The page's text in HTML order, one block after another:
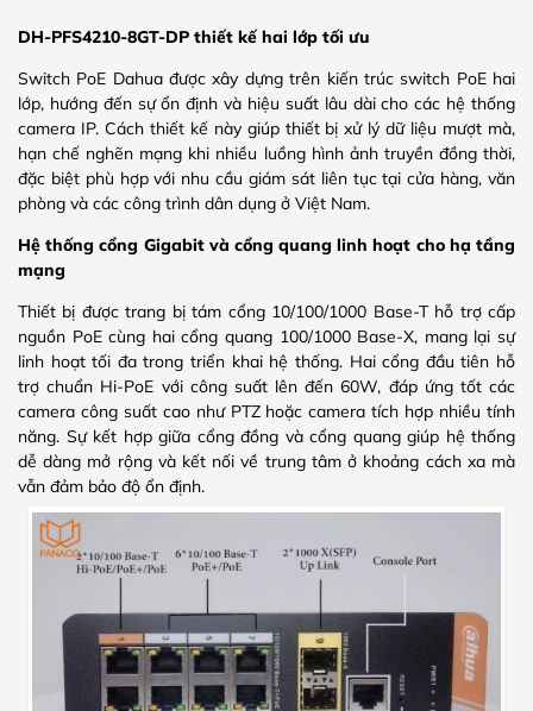
DH-PFS4210-8GT-DP thiết kế hai lớp tối ưu
Switch PoE Dahua được xây dựng trên kiến trúc switch PoE hai
lớp, hướng đến sự ổn định và hiệu suất lâu dài cho các hệ thống
camera IP. Cách thiết kế này giúp thiết bị xử lý dữ liệu mượt mà,
hạn chế nghẽn mạng khi nhiều luồng hình ảnh truyền đồng thời,
đặc biệt phù hợp với nhu cầu giám sát liên tục tại cửa hàng, văn
phòng và các công trình dân dụng ở Việt Nam.
Hệ thống cổng Gigabit và cổng quang linh hoạt cho hạ tầng
mạng
Thiết bị được trang bị tám cổng 10/100/1000 Base-T hỗ trợ cấp
nguồn PoE cùng hai cổng quang 100/1000 Base-X, mang lại sự
linh hoạt tối đa trong triển khai hệ thống. Hai cổng đầu tiên hỗ
trợ chuẩn Hi-PoE với công suất lên đến 60W, đáp ứng tốt các
camera công suất cao như PTZ hoặc camera tích hợp nhiều tính
năng. Sự kết hợp giữa cổng đồng và cổng quang giúp hệ thống
dễ dàng mở rộng và kết nối về trung tâm ở khoảng cách xa mà
vẫn đảm bảo độ ổn định.